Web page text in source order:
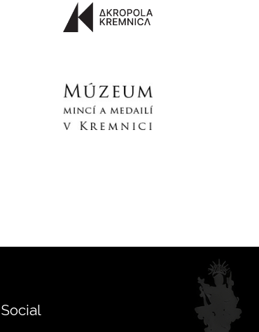
Social